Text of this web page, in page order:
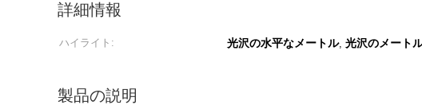
詳細情報
ハイライト: 光沢の水平なメートル, 光沢のメート
製品の説明